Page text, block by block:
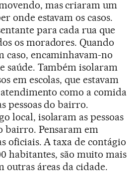
mas criaram um
onde estavam os casos.
para cada rua que
os moradores. Quando
caso, encaminhavam-no
saúde. Também isolaram
em escolas, que estavam
como a comida
pessoas do bairro.
local, isolaram as pessoas
bairro. Pensaram em
oficiais. A taxa de contágio
habitantes, são muito mais
outras áreas da cidade.